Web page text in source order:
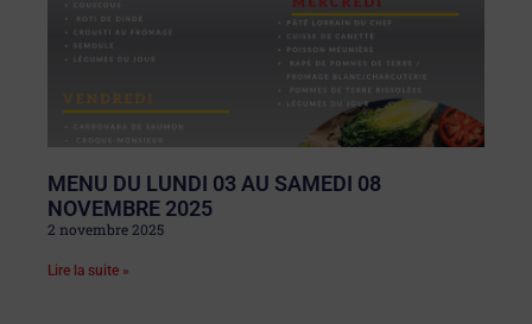
MENU DU LUNDI 03 AU SAMEDI 08
NOVEMBRE 2025
2 novembre 2025
Lire la suite »